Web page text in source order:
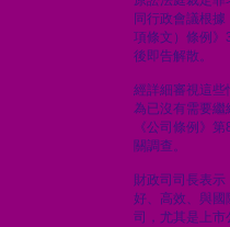
同行政會議根
項條文）條例
後即告解散。
經詳細審視這些
為已沒有需要繼
《公司條例》
關調查。
財政司司長表
好、高效、與國
司，尤其是上市